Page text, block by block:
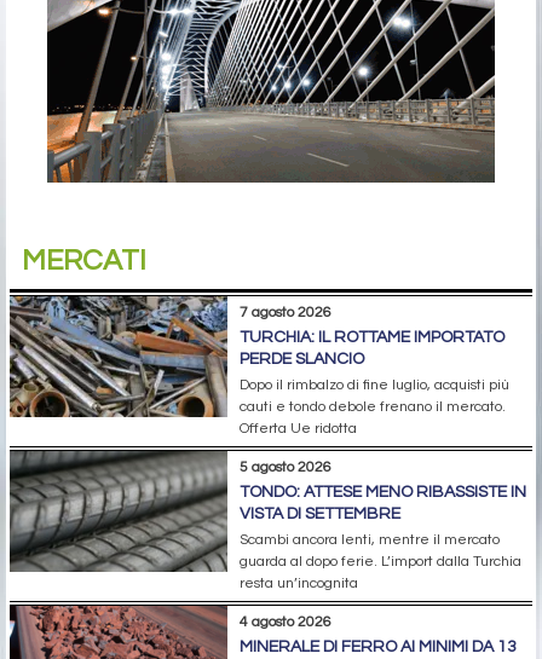
MERCATI
7 agosto 2026
TURCHIA: IL ROTTAME IMPORTATO
PERDE SLANCIO
Dopo il rimbalzo di fine luglio, acquisti più
cauti e tondo debole frenano il mercato.
Offerta Ue ridotta
5 agosto 2026
TONDO: ATTESE MENO RIBASSISTE IN
VISTA DI SETTEMBRE
Scambi ancora lenti, mentre il mercato
guarda al dopo ferie. L’import dalla Turchia
resta un’incognita
4 agosto 2026
MINERALE DI FERRO AI MINIMI DA 13